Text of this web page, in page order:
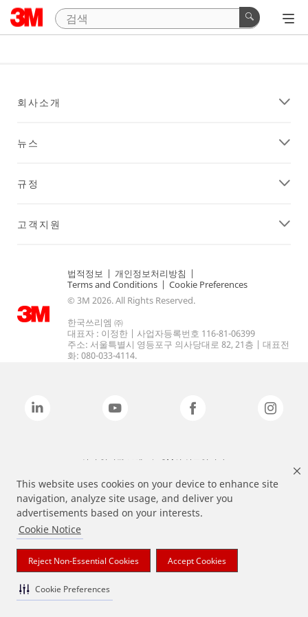
This website uses cookies on your device to enhance site
navigation, analyze site usage, and deliver you
advertisements based on your interests.
Cookie Notice
Reject Non-Essential Cookies Accept Cookies
Cookie Preferences
회사소개
뉴스
규정
고객지원
법적정보 | 개인정보처리방침 |
Terms and Conditions | Cookie Preferences
© 3M 2026. All Rights Reserved.
한국쓰리엠 ㈜
대표자 : 이정한 | 사업자등록번호 116-81-06399
주소: 서울특별시 영등포구 의사당대로 82, 21층 | 대표전
화: 080-033-4114.
상기 열거된 브랜드는 3M의 상표입니다.